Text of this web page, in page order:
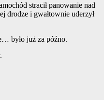
stracił panowanie nad
drodze i gwałtownie uderzył
było już za późno.